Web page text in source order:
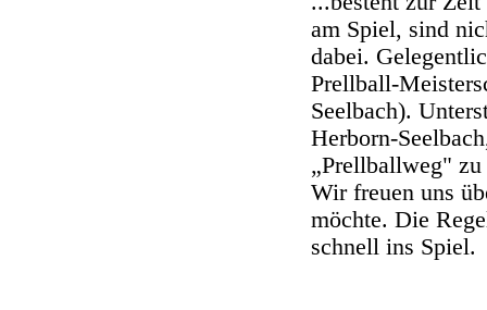
am Spiel, sind
dabei.
Prellball-
Seelbach).
Herborn-
„Prellballweg"
Wir freuen uns
möchte. Die
schnell ins Spiel.